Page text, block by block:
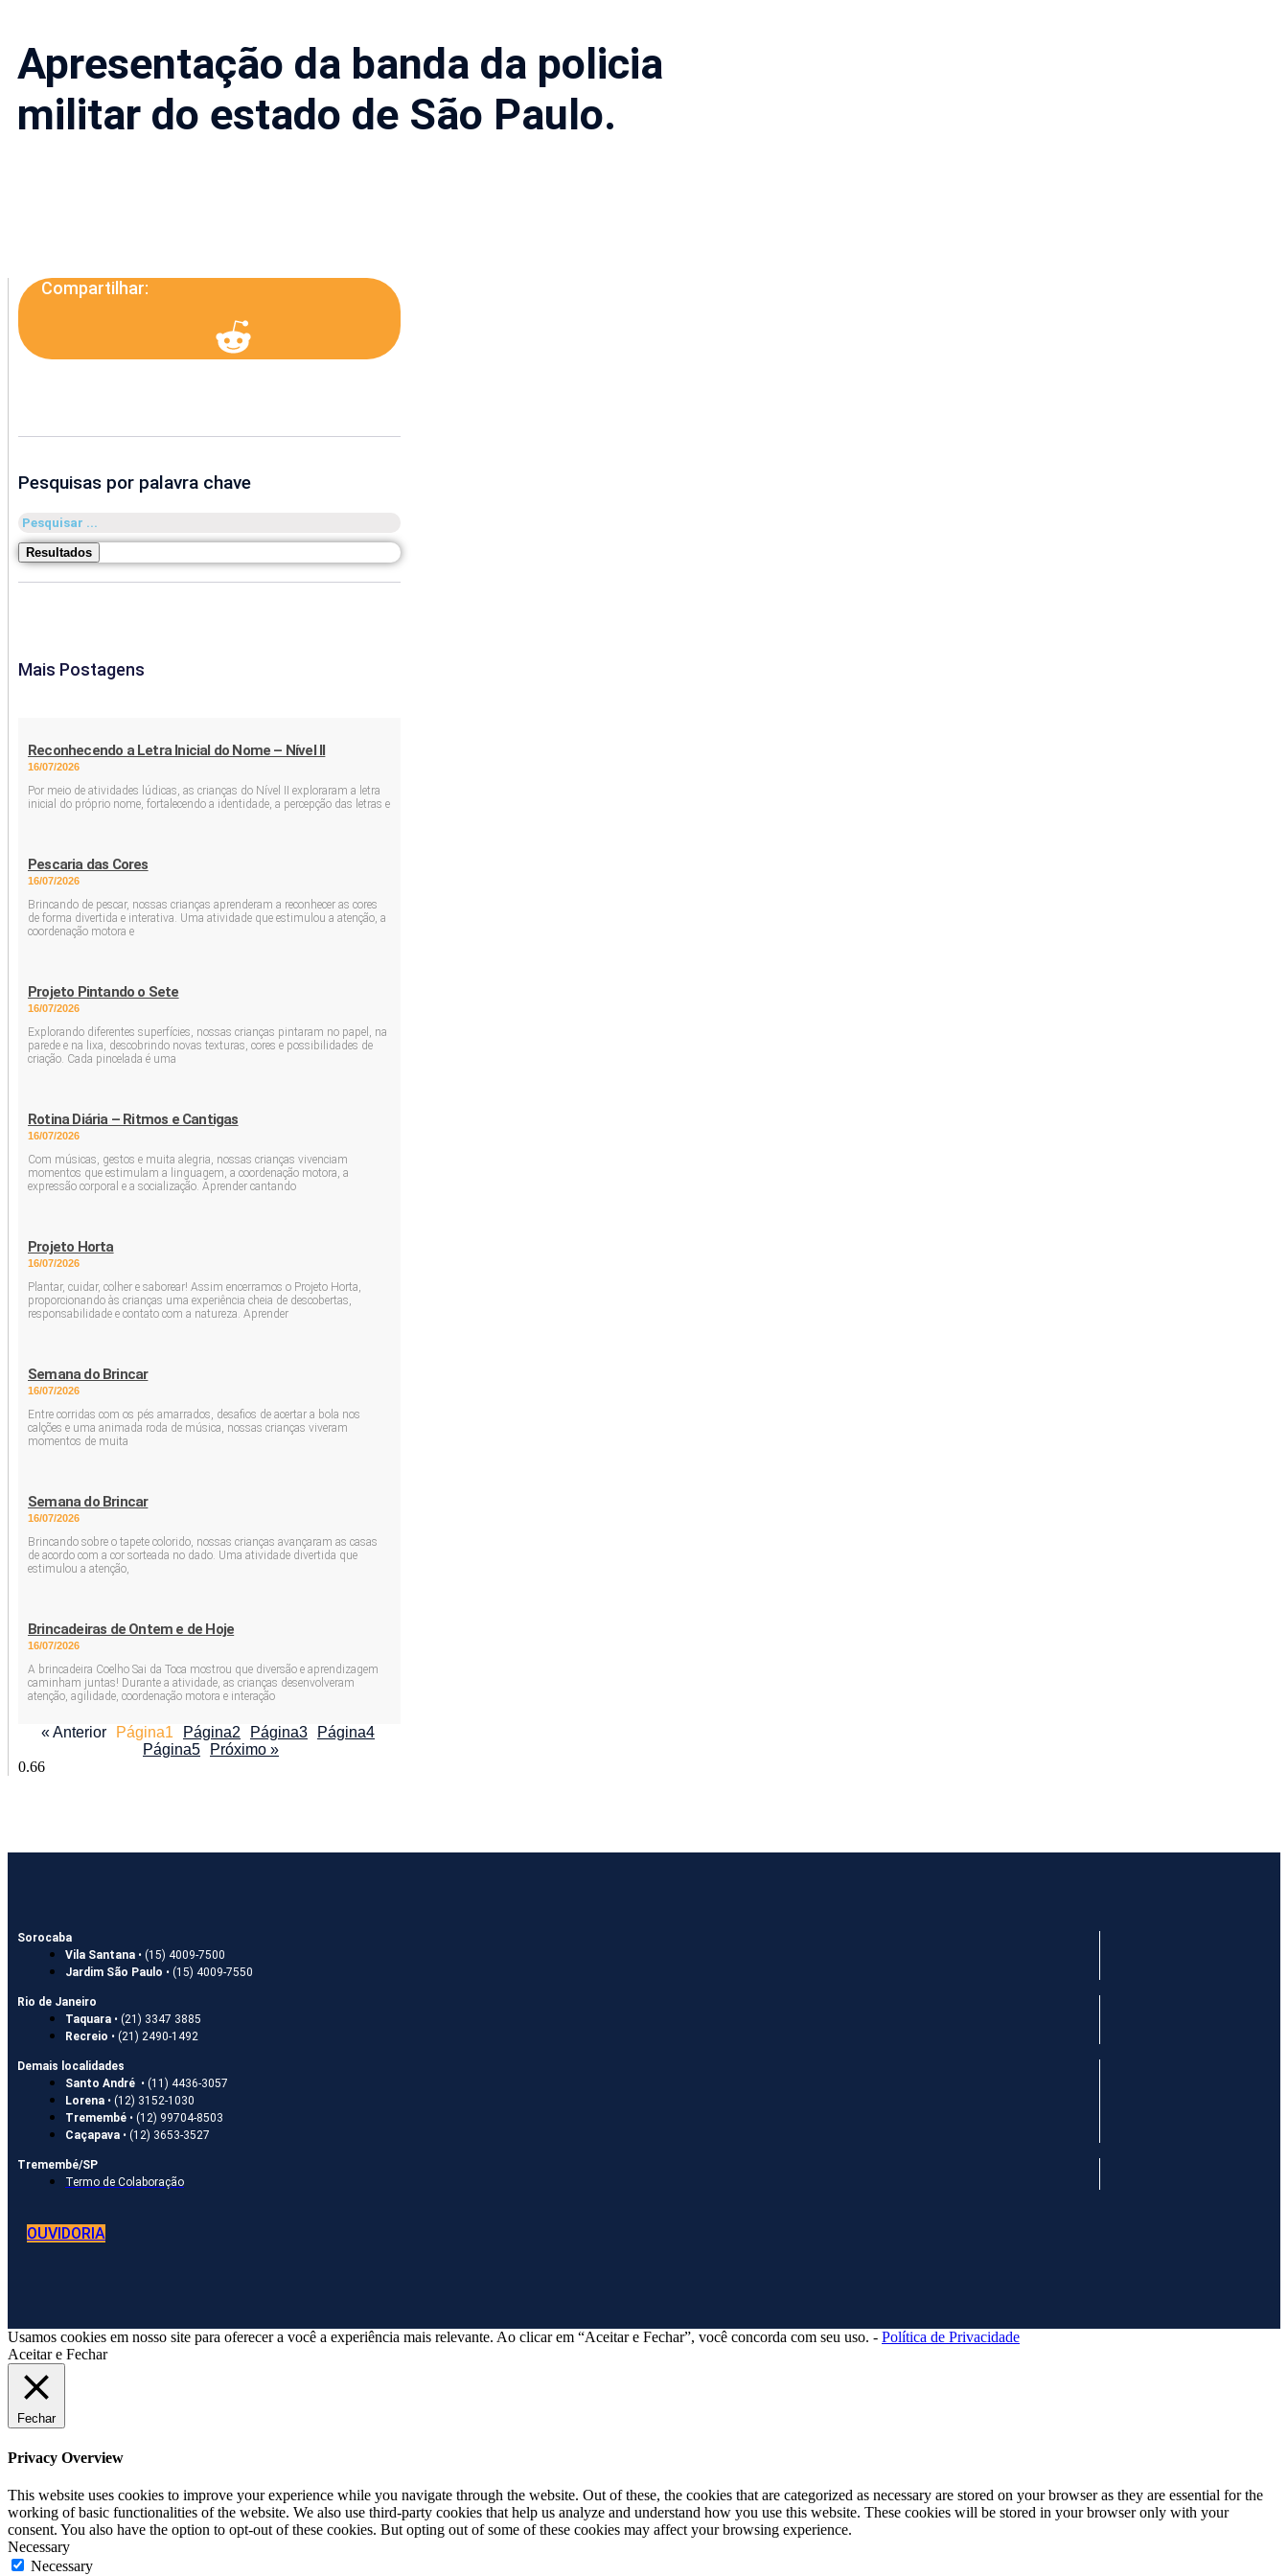
Apresentação da banda da policia
militar do estado de São Paulo.
Compartilhar:
Pesquisas por palavra chave
Pesquisar
...
Resultados
Mais Postagens
Reconhecendo a Letra Inicial do Nome – Nível II
16/07/2026
Por meio de atividades lúdicas, as crianças do Nível II exploraram a letra
inicial do próprio nome, fortalecendo a identidade, a percepção das letras e
Pescaria das Cores
16/07/2026
Brincando de pescar, nossas crianças aprenderam a reconhecer as cores
de forma divertida e interativa. Uma atividade que estimulou a atenção, a
coordenação motora e
Projeto Pintando o Sete
16/07/2026
Explorando diferentes superfícies, nossas crianças pintaram no papel, na
parede e na lixa, descobrindo novas texturas, cores e possibilidades de
criação. Cada pincelada é uma
Rotina Diária – Ritmos e Cantigas
16/07/2026
Com músicas, gestos e muita alegria, nossas crianças vivenciam
momentos que estimulam a linguagem, a coordenação motora, a
expressão corporal e a socialização. Aprender cantando
Projeto Horta
16/07/2026
Plantar, cuidar, colher e saborear! Assim encerramos o Projeto Horta,
proporcionando às crianças uma experiência cheia de descobertas,
responsabilidade e contato com a natureza. Aprender
Semana do Brincar
16/07/2026
Entre corridas com os pés amarrados, desafios de acertar a bola nos
calções e uma animada roda de música, nossas crianças viveram
momentos de muita
Semana do Brincar
16/07/2026
Brincando sobre o tapete colorido, nossas crianças avançaram as casas
de acordo com a cor sorteada no dado. Uma atividade divertida que
estimulou a atenção,
Brincadeiras de Ontem e de Hoje
16/07/2026
A brincadeira Coelho Sai da Toca mostrou que diversão e aprendizagem
caminham juntas! Durante a atividade, as crianças desenvolveram
atenção, agilidade, coordenação motora e interação
« Anterior Página1 Página2 Página3 Página4
Página5 Próximo »
Sorocaba
Vila Santana • (15) 4009-7500
Jardim São Paulo • (15) 4009-7550
Rio de Janeiro
Taquara • (21) 3347 3885
Recreio • (21) 2490-1492
Demais localidades
Santo André • (11) 4436-3057
Lorena • (12) 3152-1030
Tremembé • (12) 99704-8503
Caçapava • (12) 3653-3527
Tremembé/SP
Termo de Colaboração
OUVIDORIA
Usamos cookies em nosso site para oferecer a você a experiência mais relevante. Ao clicar em “Aceitar e Fechar”, você concorda com seu uso. - Política de Privacidade
Aceitar e Fechar
Fechar
Privacy Overview
This website uses cookies to improve your experience while you navigate through the website. Out of these, the cookies that are categorized as necessary are stored on your browser as they are essential for the
working of basic functionalities of the website. We also use third-party cookies that help us analyze and understand how you use this website. These cookies will be stored in your browser only with your
consent. You also have the option to opt-out of these cookies. But opting out of some of these cookies may affect your browsing experience.
Necessary
Necessary